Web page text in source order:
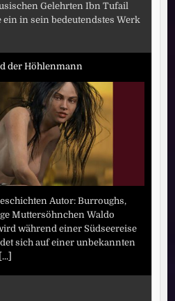
Gelehrten Ibn Tufail
ein in sein bedeutendstes Werk
der Höhlenmann
Autor: Burroughs,
Muttersöhnchen Waldo
während einer Südseereise
sich auf einer unbekannten
[...]